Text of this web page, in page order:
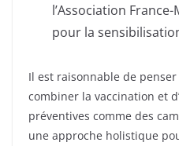
l’Association
pour la
Il est raisonnable de
combiner la vaccination et
préventives comme des
une approche holistique